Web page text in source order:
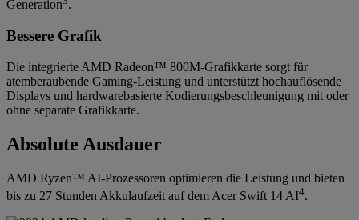
Generation .
Bessere Grafik
Die integrierte AMD Radeon™ 800M-Grafikkarte sorgt für
atemberaubende Gaming-Leistung und unterstützt hochauflösende
Displays und hardwarebasierte Kodierungsbeschleunigung mit oder
ohne separate Grafikkarte.
Absolute Ausdauer
AMD Ryzen™ AI-Prozessoren optimieren die Leistung und bieten
bis zu 27 Stunden Akkulaufzeit auf dem Acer Swift 14 AI4.